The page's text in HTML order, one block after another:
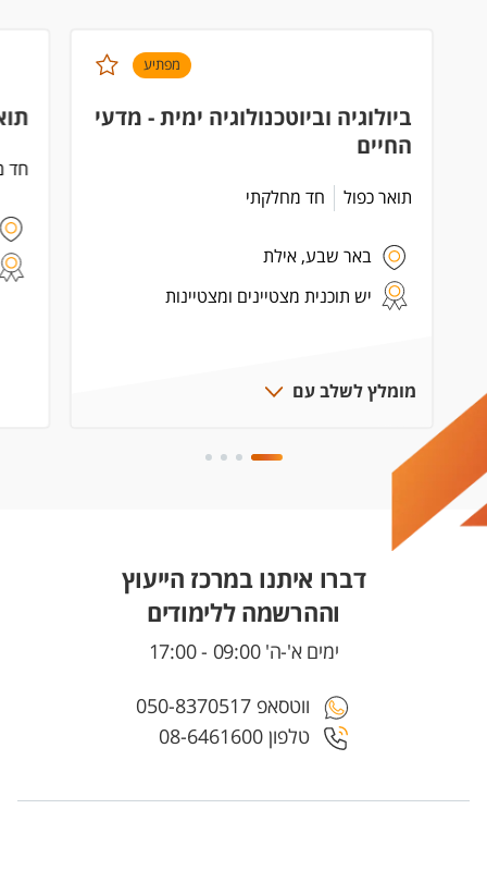
מפתיע
ביולוגיה וביוטכנולוגיה ימית - מדעי
החיים
תואר כפול חד מחלקתי
באר שבע, אילת
יש תוכנית מצטיינים ומצטיינות
מומלץ לשלב עם
חד
דברו איתנו במרכז הייעוץ
וההרשמה ללימודים
ימים א'-ה' 09:00 - 17:00
טלפון 08-6461600
ווטסאפ 050-8370517